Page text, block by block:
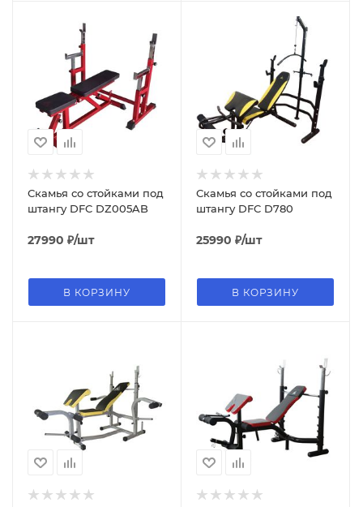
Скамья со стойками под
штангу DFC DZ005AB
27990 ₽/шт
В КОРЗИНУ
Скамья со стойками под
штангу DFC D780
25990 ₽/шт
В КОРЗИНУ